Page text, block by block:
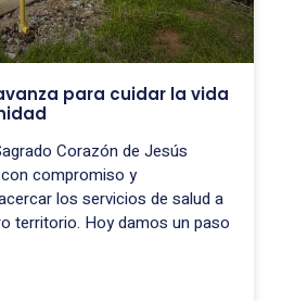
para cuidar la vida
Corazón de Jesús
compromiso y
los servicios de salud a
territorio. Hoy damos un paso